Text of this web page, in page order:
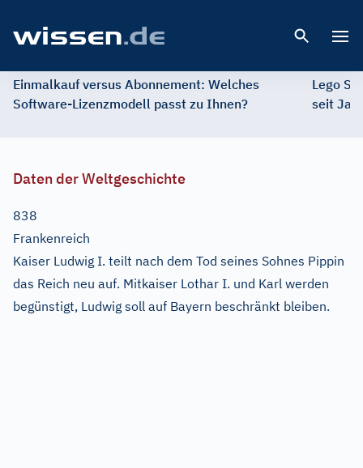
Einmalkauf versus Abonnement: Welches
Software-Lizenzmodell passt zu Ihnen?
Lego
seit
Daten der Weltgeschichte
838
Frankenreich
Kaiser Ludwig I. teilt nach dem Tod seines Sohnes Pippin
das Reich neu auf. Mitkaiser Lothar I. und Karl werden
begünstigt, Ludwig soll auf Bayern beschränkt bleiben.